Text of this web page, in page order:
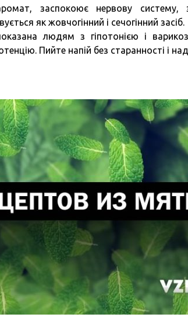
заспокоює нервову систему,
як жовчогінний і сечогінний засіб.
людям з гіпотонією і
Пийте напій без старанності і